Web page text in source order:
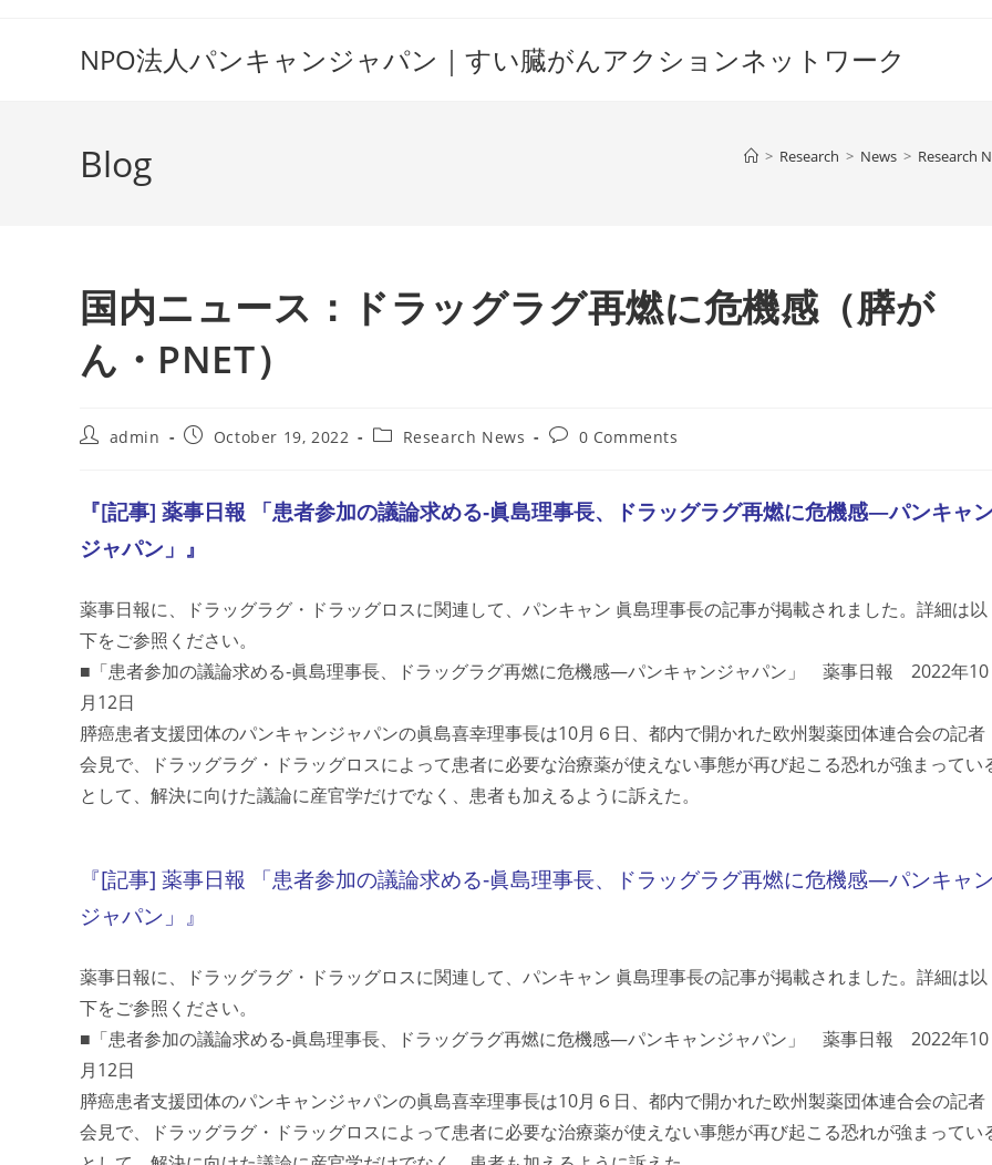
NPO法人パンキャンジャパン｜すい臓がんアクションネットワーク
Blog > Research > News > Research
国内ニュース：ドラッグラグ再燃に危機感（膵が
ん・PNET）
Postadmin
PostOctober 19, 2022
PostResearch News
Post0 Comments
『[記事] 薬事日報 「患者参加の議論求める‐眞島理事長、ドラッグラグ再燃に危機感―パンキャン
ジャパン」』
薬事日報に、ドラッグラグ・ドラッグロスに関連して、パンキャン 眞島理事長の記事が掲載されました。詳細は以
下をご参照ください。
■「患者参加の議論求める‐眞島理事長、ドラッグラグ再燃に危機感―パンキャンジャパン」 薬事日報 2022年10
月12日
膵癌患者支援団体のパンキャンジャパンの眞島喜幸理事長は10月６日、都内で開かれた欧州製薬団体連合会の記者
会見で、ドラッグラグ・ドラッグロスによって患者に必要な治療薬が使えない事態が再び起こる恐れが強まってい
として、解決に向けた議論に産官学だけでなく、患者も加えるように訴えた。
『[記事] 薬事日報 「患者参加の議論求める‐眞島理事長、ドラッグラグ再燃に危機感―パンキャン
ジャパン」』
薬事日報に、ドラッグラグ・ドラッグロスに関連して、パンキャン 眞島理事長の記事が掲載されました。詳細は以
下をご参照ください。
■「患者参加の議論求める‐眞島理事長、ドラッグラグ再燃に危機感―パンキャンジャパン」 薬事日報 2022年10
月12日
膵癌患者支援団体のパンキャンジャパンの眞島喜幸理事長は10月６日、都内で開かれた欧州製薬団体連合会の記者
会見で、ドラッグラグ・ドラッグロスによって患者に必要な治療薬が使えない事態が再び起こる恐れが強まってい